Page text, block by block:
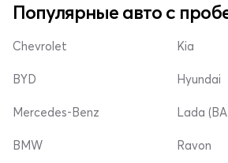
Популярные авто с
Chevrolet
BYD
Mercedes-Benz
Kia
Hyundai
Lada
BMW Ravon